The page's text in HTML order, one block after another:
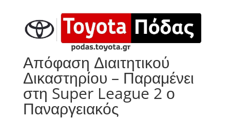
Απόφαση Διαιτητικού
Δικαστηρίου – Παραμένει
στη Super League 2 ο
Παναργειακός